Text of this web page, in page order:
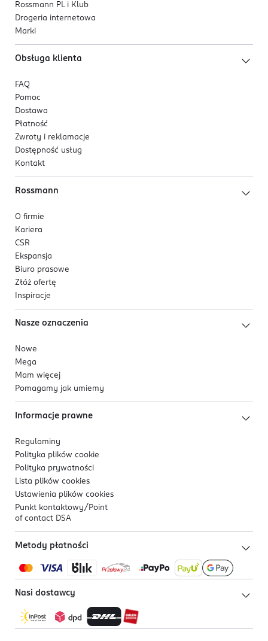
Rossmann PL i Klub
Drogeria internetowa
Marki
Obsługa klienta
FAQ
Pomoc
Dostawa
Płatność
Zwroty i reklamacje
Dostępność usług
Kontakt
Rossmann
O firmie
Kariera
CSR
Ekspansja
Biuro prasowe
Złóż ofertę
Inspiracje
Nasze oznaczenia
Nowe
Mega
Mam więcej
Pomagamy jak umiemy
Informacje prawne
Regulaminy
Polityka plików cookie
Polityka prywatności
Lista plików cookies
Ustawienia plików cookies
Punkt kontaktowy/ Point
of contact DSA
Metody płatności
Nasi dostawcy